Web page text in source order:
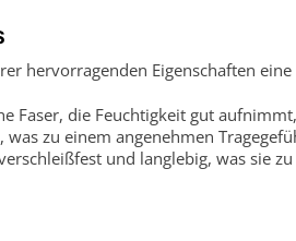
hervorragenden Eigenschaften
Faser, die Feuchtigkeit gut
zu einem angenehmen
und langlebig, was sie